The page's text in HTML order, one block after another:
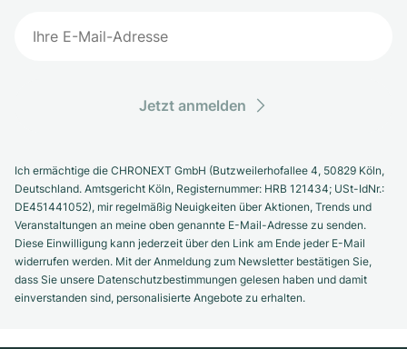
Jetzt anmelden
Ich ermächtige die CHRONEXT GmbH (Butzweilerhofallee 4, 50829 Köln,
Deutschland. Amtsgericht Köln, Registernummer: HRB 121434; USt-IdNr.:
DE451441052), mir regelmäßig Neuigkeiten über Aktionen, Trends und
Veranstaltungen an meine oben genannte E-Mail-Adresse zu senden.
Diese Einwilligung kann jederzeit über den Link am Ende jeder E-Mail
widerrufen werden. Mit der Anmeldung zum Newsletter bestätigen Sie,
dass Sie unsere Datenschutzbestimmungen gelesen haben und damit
einverstanden sind, personalisierte Angebote zu erhalten.